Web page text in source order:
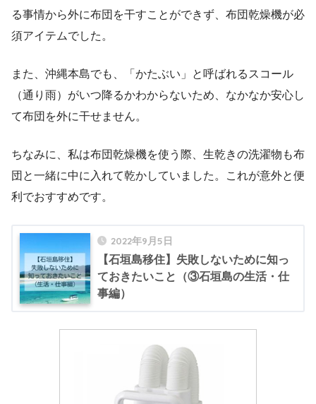
る事情から外に布団を干すことができず、布団乾燥機が必
須アイテムでした。
また、沖縄本島でも、「かたぶい」と呼ばれるスコール
（通り雨）がいつ降るかわからないため、なかなか安心し
て布団を外に干せません。
ちなみに、私は布団乾燥機を使う際、生乾きの洗濯物も布
団と一緒に中に入れて乾かしていました。これが意外と便
利でおすすめです。
2022年9月5日
【石垣島移住】失敗しないために知っ
ておきたいこと（③石垣島の生活・仕
事編）